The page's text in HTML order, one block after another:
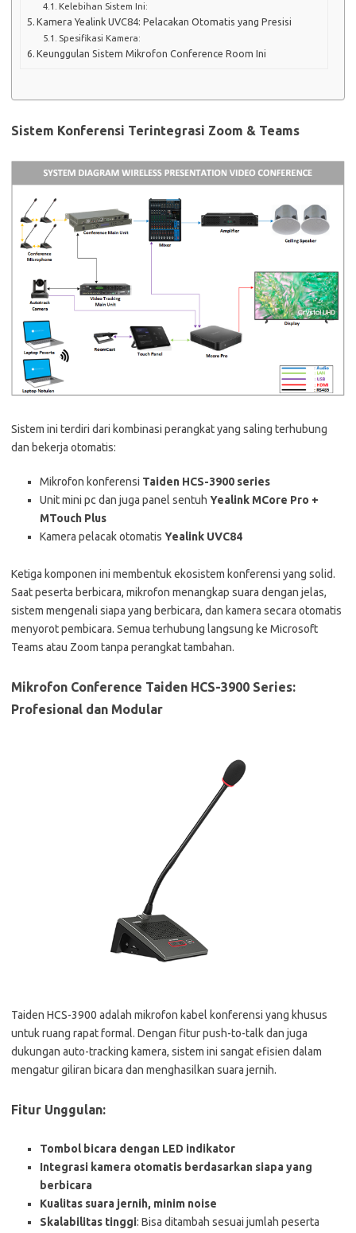
Kelebihan Sistem Ini:
Kamera Yealink UVC84: Pelacakan Otomatis yang Presisi
Spesifikasi Kamera:
Keunggulan Sistem Mikrofon Conference Room Ini
Sistem Konferensi Terintegrasi Zoom & Teams
Sistem ini terdiri dari kombinasi perangkat yang saling terhubung
dan bekerja otomatis:
Mikrofon konferensi Taiden HCS-3900 series
Unit mini pc dan juga panel sentuh Yealink MCore Pro +
MTouch Plus
Kamera pelacak otomatis Yealink UVC84
Ketiga komponen ini membentuk ekosistem konferensi yang solid.
Saat peserta berbicara, mikrofon menangkap suara dengan jelas,
sistem mengenali siapa yang berbicara, dan kamera secara otomatis
menyorot pembicara. Semua terhubung langsung ke Microsoft
Teams atau Zoom tanpa perangkat tambahan.
Mikrofon Conference Taiden HCS-3900 Series:
Profesional dan Modular
Taiden HCS-3900 adalah mikrofon kabel konferensi yang khusus
untuk ruang rapat formal. Dengan fitur push-to-talk dan juga
dukungan auto-tracking kamera, sistem ini sangat efisien dalam
mengatur giliran bicara dan menghasilkan suara jernih.
Fitur Unggulan:
Tombol bicara dengan LED indikator
Integrasi kamera otomatis berdasarkan siapa yang
berbicara
Kualitas suara jernih, minim noise
Skalabilitas tinggi: Bisa ditambah sesuai jumlah peserta